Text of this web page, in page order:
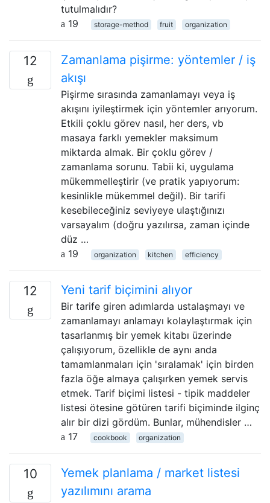
tutulmalıdır?
19
storage-method fruit organization
12
Zamanlama pişirme: yöntemler / iş
akışı
Pişirme sırasında zamanlamayı veya iş
akışını iyileştirmek için yöntemler arıyorum.
Etkili çoklu görev nasıl, her ders, vb
masaya farklı yemekler maksimum
miktarda almak. Bir çoklu görev /
zamanlama sorunu. Tabii ki, uygulama
mükemmelleştirir (ve pratik yapıyorum:
kesinlikle mükemmel değil). Bir tarifi
kesebileceğiniz seviyeye ulaştığınızı
varsayalım (doğru yazılırsa, zaman içinde
düz …
19
organization kitchen efficiency
12 Yeni tarif biçimini alıyor
Bir tarife giren adımlarda ustalaşmayı ve
zamanlamayı anlamayı kolaylaştırmak için
tasarlanmış bir yemek kitabı üzerinde
çalışıyorum, özellikle de aynı anda
tamamlanmaları için 'sıralamak' için birden
fazla öğe almaya çalışırken yemek servis
etmek. Tarif biçimi listesi - tipik maddeler
listesi ötesine götüren tarifi biçiminde ilginç
alır bir dizi gördüm. Bunlar, mühendisler …
17
cookbook organization
10
Yemek planlama / market listesi
yazılımını arama